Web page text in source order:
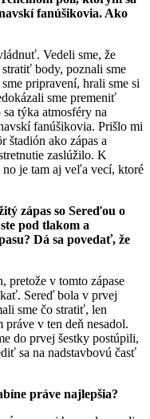
fanúšikovia. Ako
Vedeli sme, že
body, poznali sme
pripravení, hrali sme si
sme premeniť
týka atmosféry na
fanúšikovia. Prišlo mi
štadión ako zápas a
zaslúžilo. K
je tam aj veľa vecí, ktoré
zápas so Sereďou o
pod tlakom a
Dá sa povedať, že
pretože v tomto zápase
Sereď bola v prvej
sme čo stratiť, len
v ten deň nesadol.
do prvej šestky postúpili,
sa na nadstavbovú časť
práve najlepšia?